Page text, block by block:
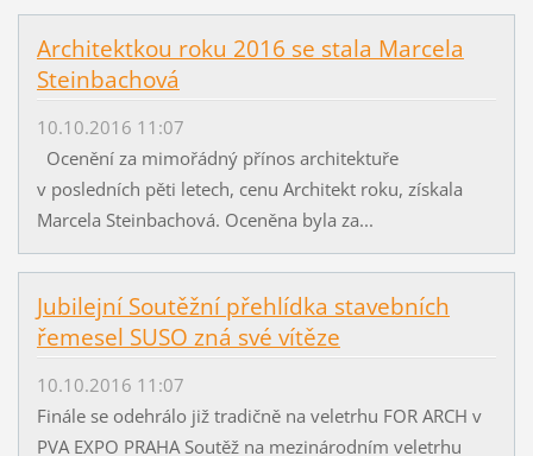
Architektkou roku 2016 se stala Marcela
Steinbachová
10.10.2016 11:07
Ocenění za mimořádný přínos architektuře
v posledních pěti letech, cenu Architekt roku, získala
Marcela Steinbachová. Oceněna byla za...
Jubilejní Soutěžní přehlídka stavebních
řemesel SUSO zná své vítěze
10.10.2016 11:07
Finále se odehrálo již tradičně na veletrhu FOR ARCH v
PVA EXPO PRAHA Soutěž na mezinárodním veletrhu